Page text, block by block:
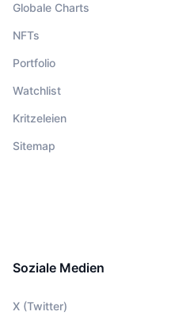
Globale Charts
NFTs
Portfolio
Watchlist
Kritzeleien
Sitemap
Soziale Medien
X (Twitter)